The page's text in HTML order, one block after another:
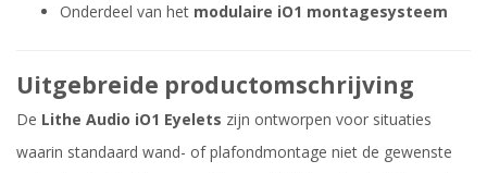
Onderdeel van het modulaire iO1 montagesysteem
Uitgebreide productomschrijving
De Lithe Audio iO1 Eyelets zijn ontworpen voor situaties
waarin standaard wand- of plafondmontage niet de gewenste